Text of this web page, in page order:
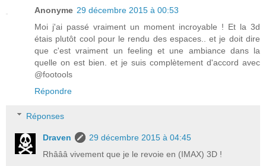
Anonyme 29 décembre 2015 à 00:53
Moi j'ai passé vraiment un moment incroyable ! Et la 3d
étais plutôt cool pour le rendu des espaces.. et je doit dire
que c'est vraiment un feeling et une ambiance dans la
quelle on est bien. et je suis complètement d'accord avec
@footools
Répondre
Réponses
Draven
29 décembre 2015 à 04:45
Rhâââ vivement que je le revoie en (IMAX) 3D !